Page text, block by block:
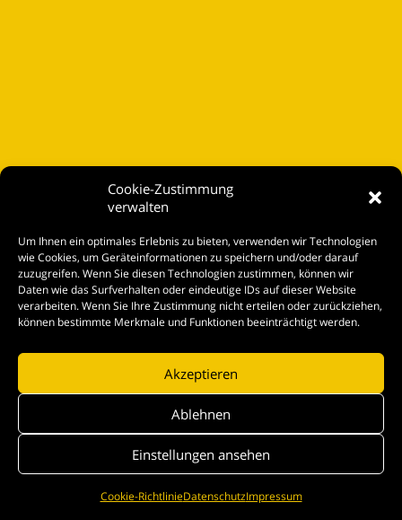
Cookie-Zustimmung
verwalten
Um Ihnen ein optimales Erlebnis zu bieten, verwenden wir Technologien
wie Cookies, um Geräteinformationen zu speichern und/oder darauf
zuzugreifen. Wenn Sie diesen Technologien zustimmen, können wir
Daten wie das Surfverhalten oder eindeutige IDs auf dieser Website
verarbeiten. Wenn Sie Ihre Zustimmung nicht erteilen oder zurückziehen,
können bestimmte Merkmale und Funktionen beeinträchtigt werden.
Akzeptieren
Ablehnen
Einstellungen ansehen
Cookie-RichtlinieDatenschutzImpressum
Spielplan
Kontakt
Tickets
© kleine bühne Wolfenbüttel |Impressum